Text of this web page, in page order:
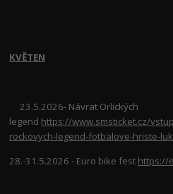
KVĚTEN
23.5.2026- Návrat Orlických
legend https://www.smsticket.cz/
rockovych-legend-fotbalove-hriste-
28.-31.5.2026 - Euro bike fest https://